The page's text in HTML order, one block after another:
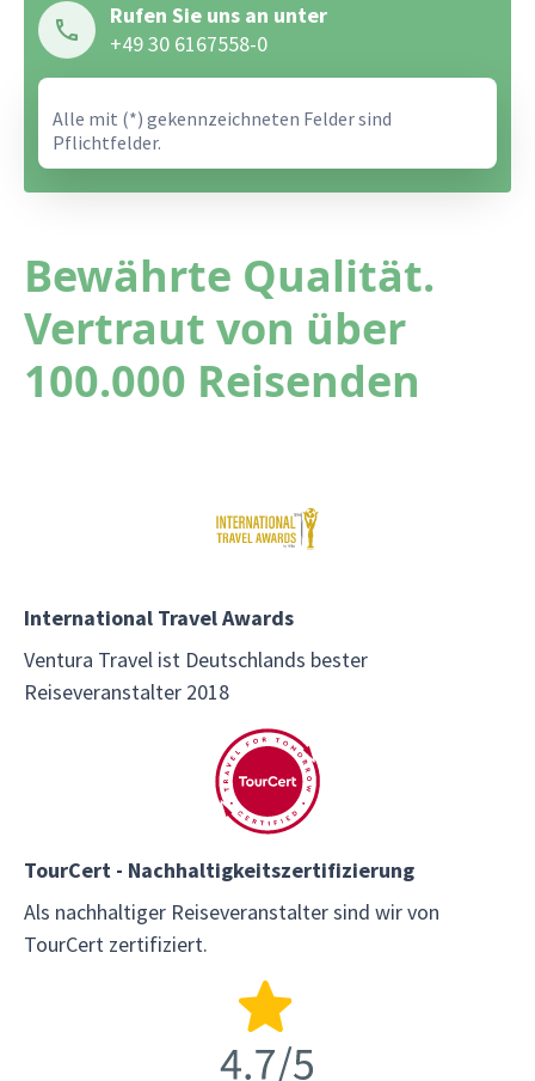
Rufen Sie uns an unter
+49 30 6167558-0
Alle mit (*) gekennzeichneten Felder sind
Pflichtfelder.
Bewährte Qualität.
Vertraut von über
100.000 Reisenden
International Travel Awards
Ventura Travel ist Deutschlands bester
Reiseveranstalter 2018
TourCert - Nachhaltigkeitszertifizierung
Als nachhaltiger Reiseveranstalter sind wir von
TourCert zertifiziert.